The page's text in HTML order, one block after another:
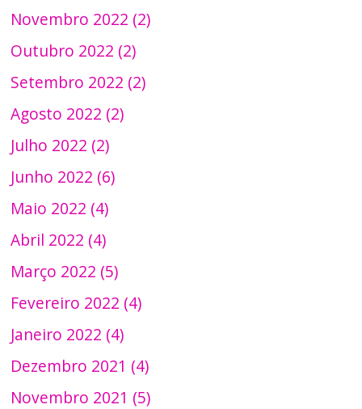
Novembro 2022 (2)
Outubro 2022 (2)
Setembro 2022 (2)
Agosto 2022 (2)
Julho 2022 (2)
Junho 2022 (6)
Maio 2022 (4)
Abril 2022 (4)
Março 2022 (5)
Fevereiro 2022 (4)
Janeiro 2022 (4)
Dezembro 2021 (4)
Novembro 2021 (5)